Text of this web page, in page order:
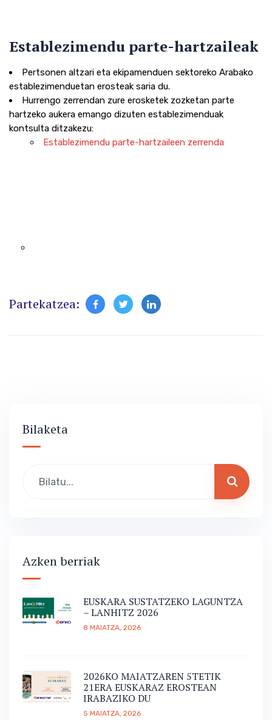
Establezimendu parte-hartzaileak
Pertsonen altzari eta ekipamenduen sektoreko Arabako
establezimenduetan erosteak saria du.
Hurrengo zerrendan zure erosketek zozketan parte
hartzeko aukera emango dizuten establezimenduak
kontsulta ditzakezu:
Establezimendu parte-hartzaileen zerrenda
Partekatzea:
Bilaketa
Azken berriak
EUSKARA SUSTATZEKO LAGUNTZA
– LANHITZ 2026
8 MAIATZA, 2026
2026KO MAIATZAREN 5TETIK
21ERA EUSKARAZ EROSTEAN
IRABAZIKO DU
5 MAIATZA, 2026